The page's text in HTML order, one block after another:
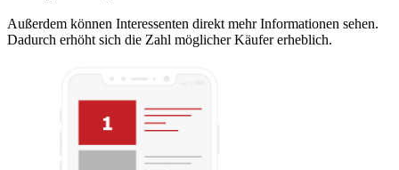
Außerdem können Interessenten direkt mehr Informationen sehen.
Dadurch erhöht sich die Zahl möglicher Käufer erheblich.